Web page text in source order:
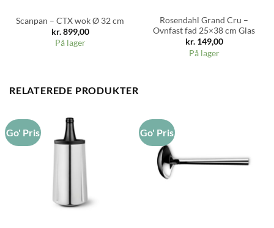
Scanpan – CTX wok Ø 32 cm
kr.899,00
På lager
Rosendahl Grand Cru –
Ovnfast fad 25×38 cm Glas
kr.149,00
På lager
RELATEREDE PRODUKTER
Go' Pris Go' Pris